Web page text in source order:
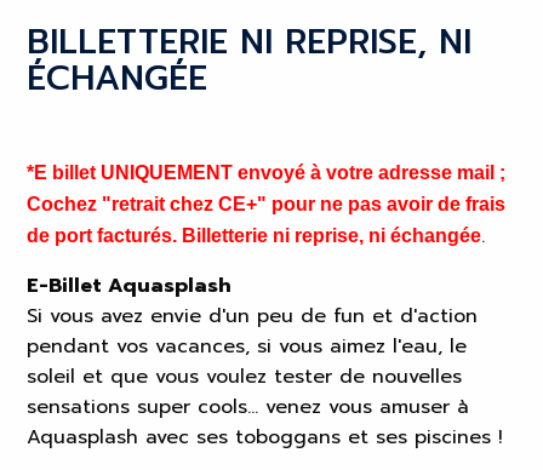
BILLETTERIE NI REPRISE, NI
ÉCHANGÉE
*E billet UNIQUEMENT envoyé à votre adresse mail ;
Cochez "retrait chez CE+" pour ne pas avoir de frais
de port facturés. Billetterie ni reprise, ni échangée.
E-BilletAquasplash
Si vous avez envie d'un peu de fun et d'action
pendant vos vacances, si vous aimez l'eau, le
soleil et que vous voulez tester de nouvelles
sensations super cools... venez vous amuser à
Aquasplash avec ses toboggans et ses piscines !